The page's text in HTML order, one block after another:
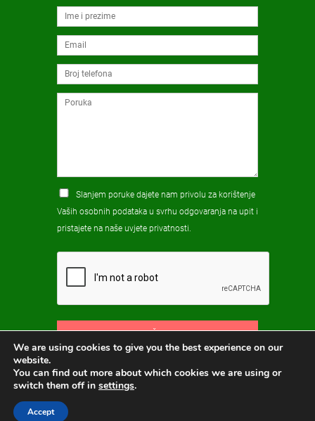
Slanjem poruke dajete nam privolu za korištenje
Vaših osobnih podataka u svrhu odgovaranja na upit i
pristajete na naše uvjete privatnosti
POŠALJI
We are using cookies to give you the best experience on our
website.
You can find out more about which cookies we are using or
switch them off in settings.
Accept